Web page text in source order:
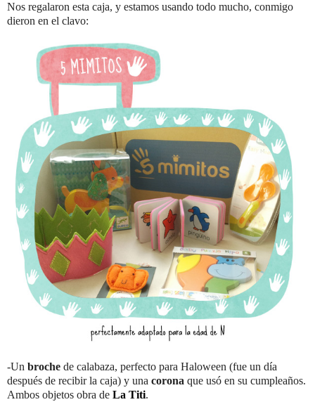
Nos regalaron esta caja, y estamos usando todo mucho, conmigo
dieron en el clavo:
-Un broche de calabaza, perfecto para Haloween (fue un día
después de recibir la caja) y una corona que usó en su cumpleaños.
Ambos objetos obra de La Titi.